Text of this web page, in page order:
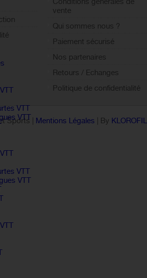
VTT
VTT
VTT
VTT
vente
Qui sommes nous ?
Paiement sécurisé
Nos partenaires
Retours / Echanges
Politique de confidentialité
Sports | Mentions Légales | By